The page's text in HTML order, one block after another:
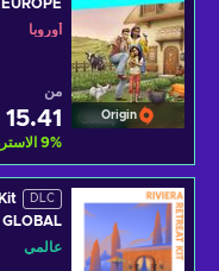
Origin
أوروبا
من
9%
DLC
عالمي